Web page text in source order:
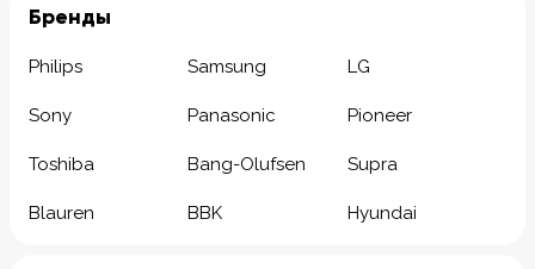
Бренды
Philips Samsung LG
Sony Panasonic Pioneer
Toshiba Bang-Olufsen Supra
Blauren BBK Hyundai